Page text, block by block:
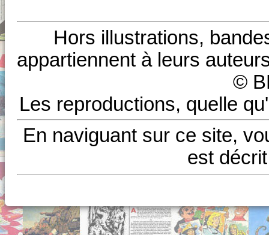
Hors illustrations,
appartiennent à leurs
©
Les reproductions, quelle
En naviguant sur ce site,
est